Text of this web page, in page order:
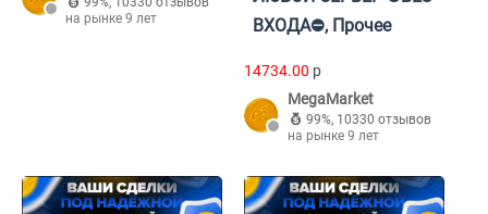
на рынке 9 лет
ВХОДА⛔, Прочее
14734.00 p
MegaMarket
99%, 10330 отзывов
на рынке 9 лет